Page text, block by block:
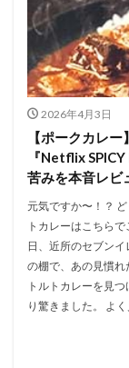
2026年4月3日
【ポークカレ
『Netflix
苦みを本音レビ
元気ですか〜！？
トカレーはこちらで
日、近所のセブン
の棚で、あの見慣
トルトカレーを見
り驚きました。 よ